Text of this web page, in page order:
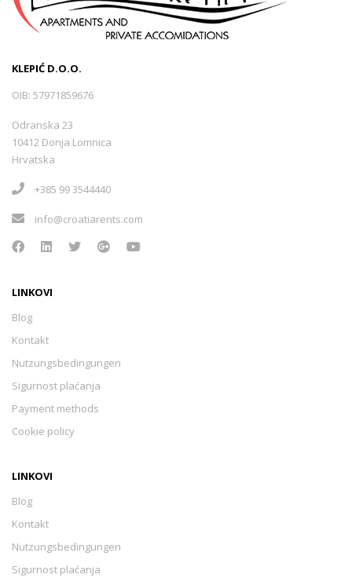
KLEPIĆ D.O.O.
OIB: 57971859676
Odranska 23
10412 Donja Lomnica
Hrvatska
+385 99 3544440
info@croatiarents.com
LINKOVI
Blog
Kontakt
Nutzungsbedingungen
Sigurnost plaćanja
Payment methods
Cookie policy
LINKOVI
Blog
Kontakt
Nutzungsbedingungen
Sigurnost plaćanja